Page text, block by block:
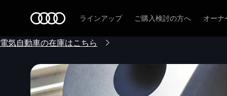
ラインアップ ご購入検討の方へ オーナ
電気自動車の在庫はこちら